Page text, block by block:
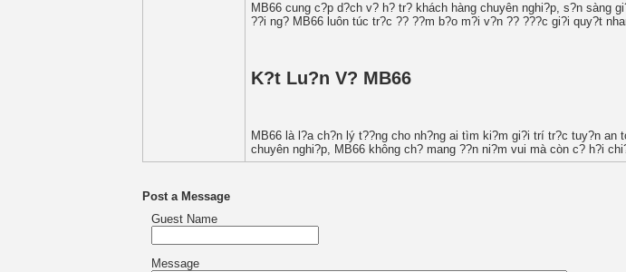
MB66 cung c?p d?ch v? h? tr? khách hàng chuyên nghi?p, s?n sàng
??i ng? MB66 luôn túc tr?c ?? ??m b?o m?i v?n ?? ???c gi?i quy?t
K?t Lu?n V? MB66
MB66 là l?a ch?n lý t??ng cho nh?ng ai tìm ki?m gi?i trí tr?c tuy?n
chuyên nghi?p, MB66 không ch? mang ??n ni?m vui mà còn c? h?i
Post a Message
Guest Name
Message